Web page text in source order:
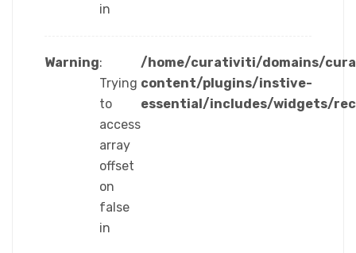
in
Warning:
Trying
to
access
array
offset
on
false
in
/home/curativiti/domains/
content/plugins/instive-
essential/includes/widgets/